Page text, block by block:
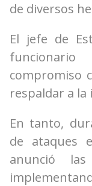
de diversos
El jefe de
compromiso
respaldar a
En tanto,
de ataques
anunció